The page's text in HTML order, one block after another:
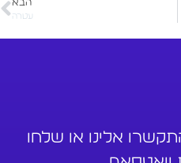
הבא
עטרה
אלינו או שלחו